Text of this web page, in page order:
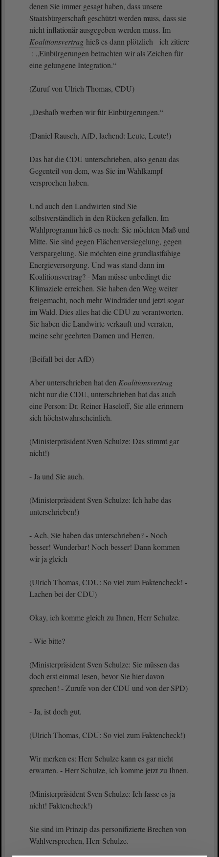
denen Sie immer gesagt haben, dass unsere
Staatsbürgerschaft geschützt werden muss, dass sie
nicht inflationär ausgegeben werden muss. Im
Koalitionsvertrag hieß es dann plötzlich ich zitiere
: „Einbürgerungen betrachten wir als Zeichen für
eine gelungene Integration.“
(Zuruf von Ulrich Thomas, CDU)
„Deshalb werben wir für Einbürgerungen.“
(Daniel Rausch, AfD, lachend: Leute, Leute!)
Das hat die CDU unterschrieben, also genau das
Gegenteil von dem, was Sie im Wahlkampf
versprochen haben.
Und auch den Landwirten sind Sie
selbstverständlich in den Rücken gefallen. Im
Wahlprogramm hieß es noch: Sie möchten Maß und
Mitte. Sie sind gegen Flächenversiegelung, gegen
Verspargelung. Sie möchten eine grundlastfähige
Energieversorgung. Und was stand dann im
Koalitionsvertrag? - Man müsse unbedingt die
Klimaziele erreichen. Sie haben den Weg weiter
freigemacht, noch mehr Windräder und jetzt sogar
im Wald. Dies alles hat die CDU zu verantworten.
Sie haben die Landwirte verkauft und verraten,
meine sehr geehrten Damen und Herren.
(Beifall bei der AfD)
Aber unterschrieben hat den Koalitionsvertrag
nicht nur die CDU, unterschrieben hat das auch
eine Person: Dr. Reiner Haseloff, Sie alle erinnern
sich höchstwahrscheinlich.
(Ministerpräsident Sven Schulze: Das stimmt gar
nicht!)
- Ja und Sie auch.
(Ministerpräsident Sven Schulze: Ich habe das
unterschrieben!)
- Ach, Sie haben das unterschrieben? - Noch
besser! Wunderbar! Noch besser! Dann kommen
wir ja gleich
(Ulrich Thomas, CDU: So viel zum Faktencheck! -
Lachen bei der CDU)
Okay, ich komme gleich zu Ihnen, Herr Schulze.
- Wie bitte?
(Ministerpräsident Sven Schulze: Sie müssen das
doch erst einmal lesen, bevor Sie hier davon
sprechen! - Zurufe von der CDU und von der SPD)
- Ja, ist doch gut.
(Ulrich Thomas, CDU: So viel zum Faktencheck!)
Wir merken es: Herr Schulze kann es gar nicht
erwarten. - Herr Schulze, ich komme jetzt zu Ihnen.
(Ministerpräsident Sven Schulze: Ich fasse es ja
nicht! Faktencheck!)
Sie sind im Prinzip das personifizierte Brechen von
Wahlversprechen, Herr Schulze.